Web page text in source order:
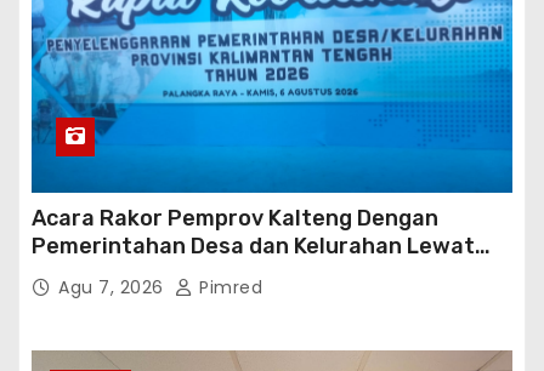
Acara Rakor Pemprov Kalteng Dengan
Pemerintahan Desa dan Kelurahan Lewat
Risk Assessment
Agu 7, 2026 Pimred